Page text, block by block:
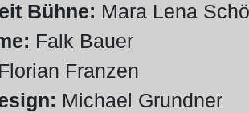
Bühne: Mara Lena
Falk Bauer
Florian Franzen
Michael Grundner